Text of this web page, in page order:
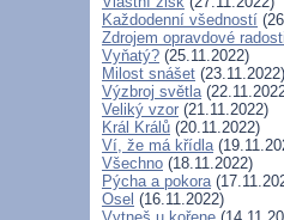
Každodenní všedností
Zdrojem opravdové
Vyňatý? (25.11.2022)
Milost snášet (23.11.2022)
Výzbroj světla
Veliký vzor (21.11.2022)
Král Králů (20.11.2022)
Ví, že má křídla
Všechno (18.11.2022)
Pýcha a pokora
Osel (16.11.2022)